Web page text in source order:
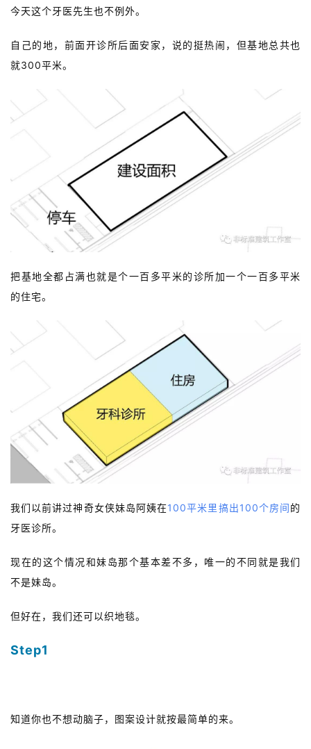
今天这个牙医先生也不例外。
自己的地，前面开诊所后面安家，说的挺热闹，但基地总共也
就300平米。
把基地全都占满也就是个一百多平米的诊所加一个一百多平米
的住宅。
我们以前讲过神奇女侠妹岛阿姨在100平米里搞出100个房间的
牙医诊所。
现在的这个情况和妹岛那个基本差不多， 唯一的不同就是我们
不是妹岛。
但好在， 我们还可以织地毯。
Step1
知道你也不想动脑子，图案设计就按最简单的来。